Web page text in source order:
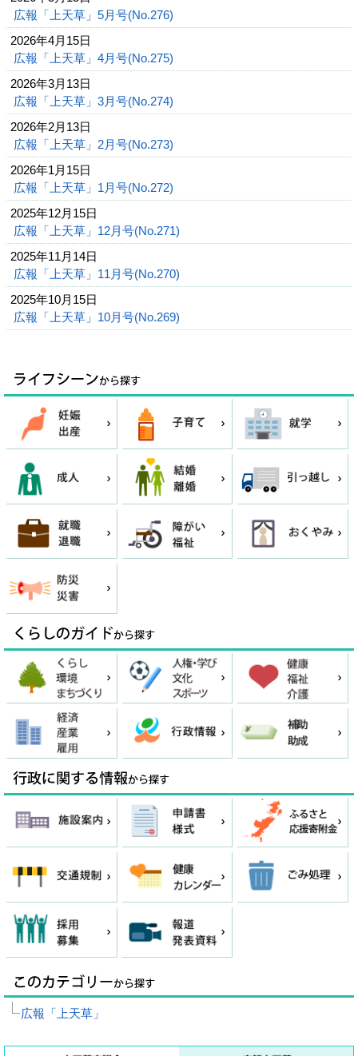
広報「上天草」5月号(No.276)
2026年4月15日
広報「上天草」4月号(No.275)
2026年3月13日
広報「上天草」3月号(No.274)
2026年2月13日
広報「上天草」2月号(No.273)
2026年1月15日
広報「上天草」1月号(No.272)
2025年12月15日
広報「上天草」12月号(No.271)
2025年11月14日
広報「上天草」11月号(No.270)
2025年10月15日
広報「上天草」10月号(No.269)
広報「上天草」